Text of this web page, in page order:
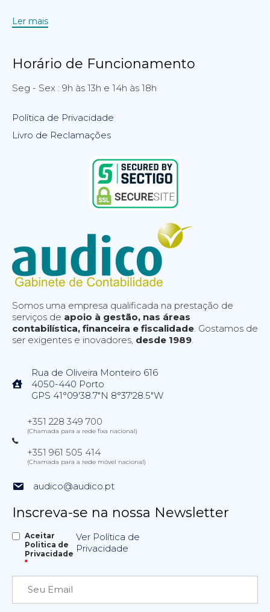
Ler mais
Horário de Funcionamento
Seg - Sex : 9h às 13h e 14h às 18h
Política de Privacidade
Livro de Reclamações
Somos uma empresa qualificada na prestação de
serviços de apoio à gestão, nas áreas
contabilística, financeira e fiscalidade. Gostamos de
ser exigentes e inovadores, desde 1989.
Rua de Oliveira Monteiro 616
4050-440 Porto
GPS 41°09'38.7"N 8°37'28.5"W
+351 228 349 700
(Chamada para a rede fixa nacional)
+351 961 505 414
(Chamada para a rede móvel nacional)
audico@audico.pt
Inscreva-se na nossa Newsletter
Aceitar
Politica de
Privacidade
*
Ver Política de
Privacidade